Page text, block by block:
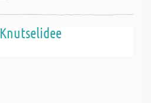
Knutselidee